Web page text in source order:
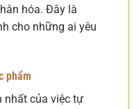
hóa. Đây là
cho những ai yêu
phẩm
nhất của việc tự